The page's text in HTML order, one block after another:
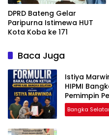
DPRD Bateng Gelar
Paripurna Istimewa HUT
Kota Koba ke 171
Baca Juga
Istiya
HIPMI
Pemimpin
Bangka